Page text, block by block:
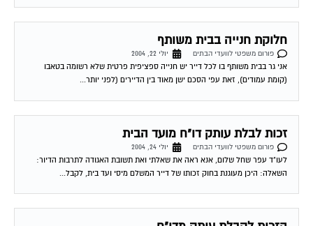
חלוקת חנייה בבית משותף
פורום משפטי לוועדי הבתים
יולי 22, 2004
אני גר בבית משותף בו לכל דייר יש חנייה ספציפית פרטית שלא רשומה בטאבו
(קומת עמודים), זאת עפי הסכם ישן מאוד בין הדיירים (לפני יותר...
זכות לבלת עותק דו"ח מועד הבית
פורום משפטי לוועדי הבתים
יולי 24, 2004
לעו"ד עפר שחל שלום, אנא ראה את שאלתי ואת תשובת האגודה לתרבות הדיור:
השאלה: היכן מעוגנת בחוק זכותו של דייר המשלם מיסי ועד בית, לקבל...
הזכות לקבלת עותק מדו"ח